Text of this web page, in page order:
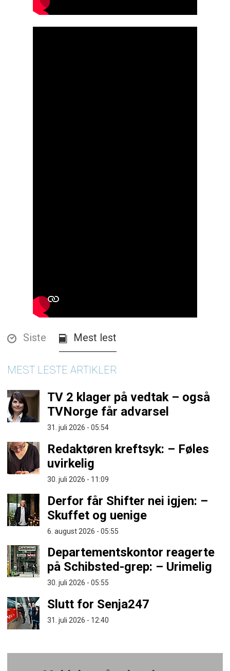
Siste Mest lest
MEST LESTE ARTIKLER
TV 2 klager på vedtak – også
TVNorge får advarsel
31. juli 2026 - 05:54
Redaktøren kreftsyk: – Føles
uvirkelig
30. juli 2026 - 11:09
Derfor får Shifter nei igjen: –
Skuffet og uenige
6. august 2026 - 05:55
Departementskontor reagerte
på Schibsted-grep: – Urimelig
30. juli 2026 - 05:55
Slutt for Senja247
31. juli 2026 - 12:40